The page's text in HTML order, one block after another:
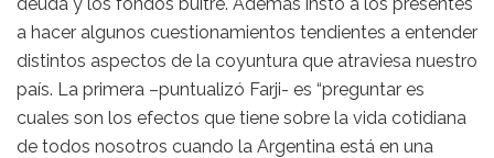
a hacer algunos cuestionamientos tendientes a entender
distintos aspectos de la coyuntura que atraviesa nuestro
país. La primera –puntualizó Farji- es “preguntar es
cuales son los efectos que tiene sobre la vida cotidiana
de todos nosotros cuando la Argentina está en una